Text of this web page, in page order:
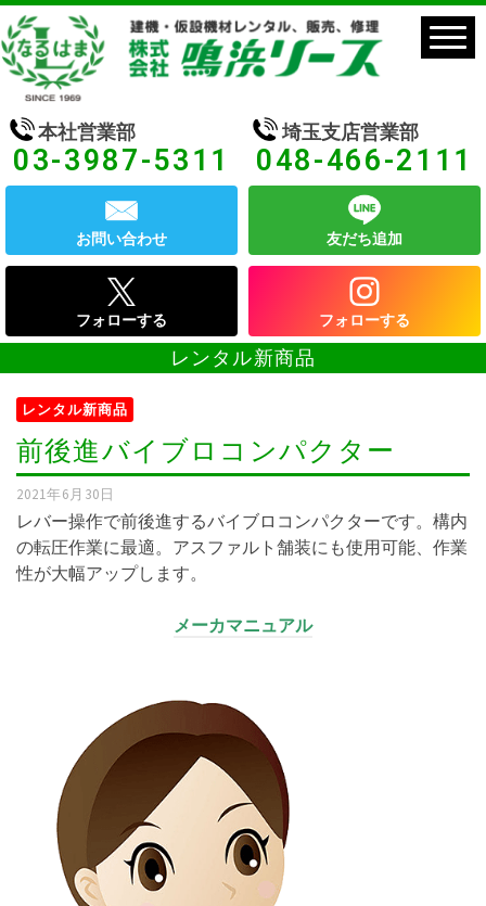
本社営業部
03-3987-5311
埼玉支店営業部
048-466-2111
お問い合わせ 友だち追加
フォローする フォローする
レンタル新商品
レンタル新商品
前後進バイブロコンパクター
2021年6月30日
レバー操作で前後進するバイブロコンパクターです。構内
の転圧作業に最適。アスファルト舗装にも使用可能、作業
性が大幅アップします。
メーカマニュアル